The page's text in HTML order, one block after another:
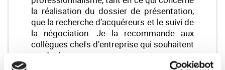
la réalisation du dossier de présentation,
que la recherche d’acquéreurs et le suivi de
la négociation. Je la recommande aux
collègues chefs d’entreprise qui souhaitent
vendre leur s...